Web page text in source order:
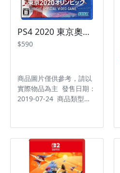
PS4 2020 東京奧運 The Official Video Game 純日版
$590
商品圖片僅供參考，請以
實際物品為主 發售日期：
2019-07-24 商品類型：
型：運動 作品分級：普遍
級 製作廠商：SEGA
Games 發行廠商：SEGA
Games